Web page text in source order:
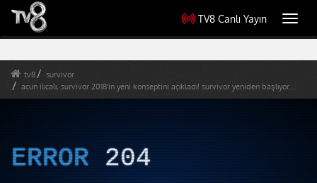
TV8 Canlı Yayın
tv8
survivor
acun ilıcalı, survivor 2018'in yeni konseptini açıkladı! survivor yeniden başlıyor...
ERROR 204